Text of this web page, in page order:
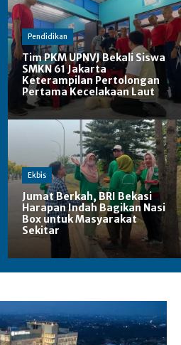
Pendidikan
Tim PKM UPNVJ Bekali Siswa
SMKN 61 Jakarta
Keterampilan Pertolongan
Pertama Kecelakaan Laut
Ekbis
Jumat Berkah, BRI Bekasi
Harapan Indah Bagikan Nasi
Box untuk Masyarakat
Sekitar